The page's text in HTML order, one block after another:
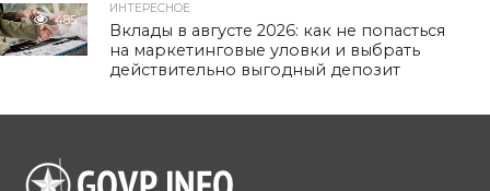
485
ИНТЕРЕСНОЕ
Вклады в августе 2026: как не попасться
на маркетинговые уловки и выбрать
действительно выгодный депозит